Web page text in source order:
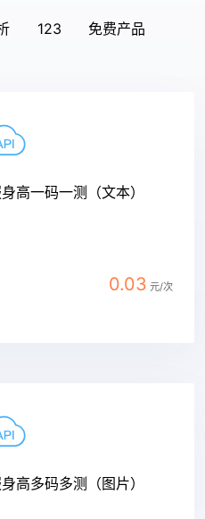
123 免费产品
高一码一测（文本）
0.03 元/次
高多码多测（图片）